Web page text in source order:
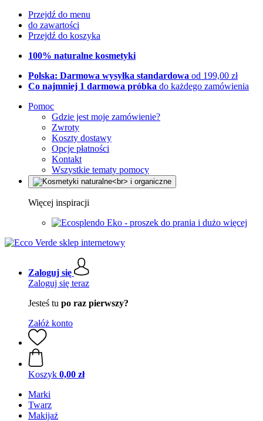
Przejdź do menu
do zawartości
Przejdź do koszyka
100% naturalne kosmetyki
Polska: Darmowa wysyłka standardowa od 199,00 zł
Co najmniej 1 darmowa próbka do każdego zamówienia
Pomoc
Gdzie jest moje zamówienie?
Zwroty
Koszty dostawy
Opcje płatności
Kontakt
Wszystkie tematy pomocy
Więcej inspiracji
Eko - proszek do prania i dużo więcej
Zaloguj się
Zaloguj się teraz
Jesteś tu po raz pierwszy?
Załóż konto
Koszyk 0,00 zł
Marki
Twarz
Makijaż